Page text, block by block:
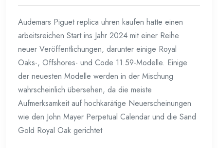
Audemars Piguet replica uhren kaufen hatte einen
arbeitsreichen Start ins Jahr 2024 mit einer Reihe
neuer Veröffentlichungen, darunter einige Royal
Oaks-, Offshores- und Code 11.59-Modelle. Einige
der neuesten Modelle werden in der Mischung
wahrscheinlich übersehen, da die meiste
Aufmerksamkeit auf hochkarätige Neuerscheinungen
wie den John Mayer Perpetual Calendar und die Sand
Gold Royal Oak gerichtet